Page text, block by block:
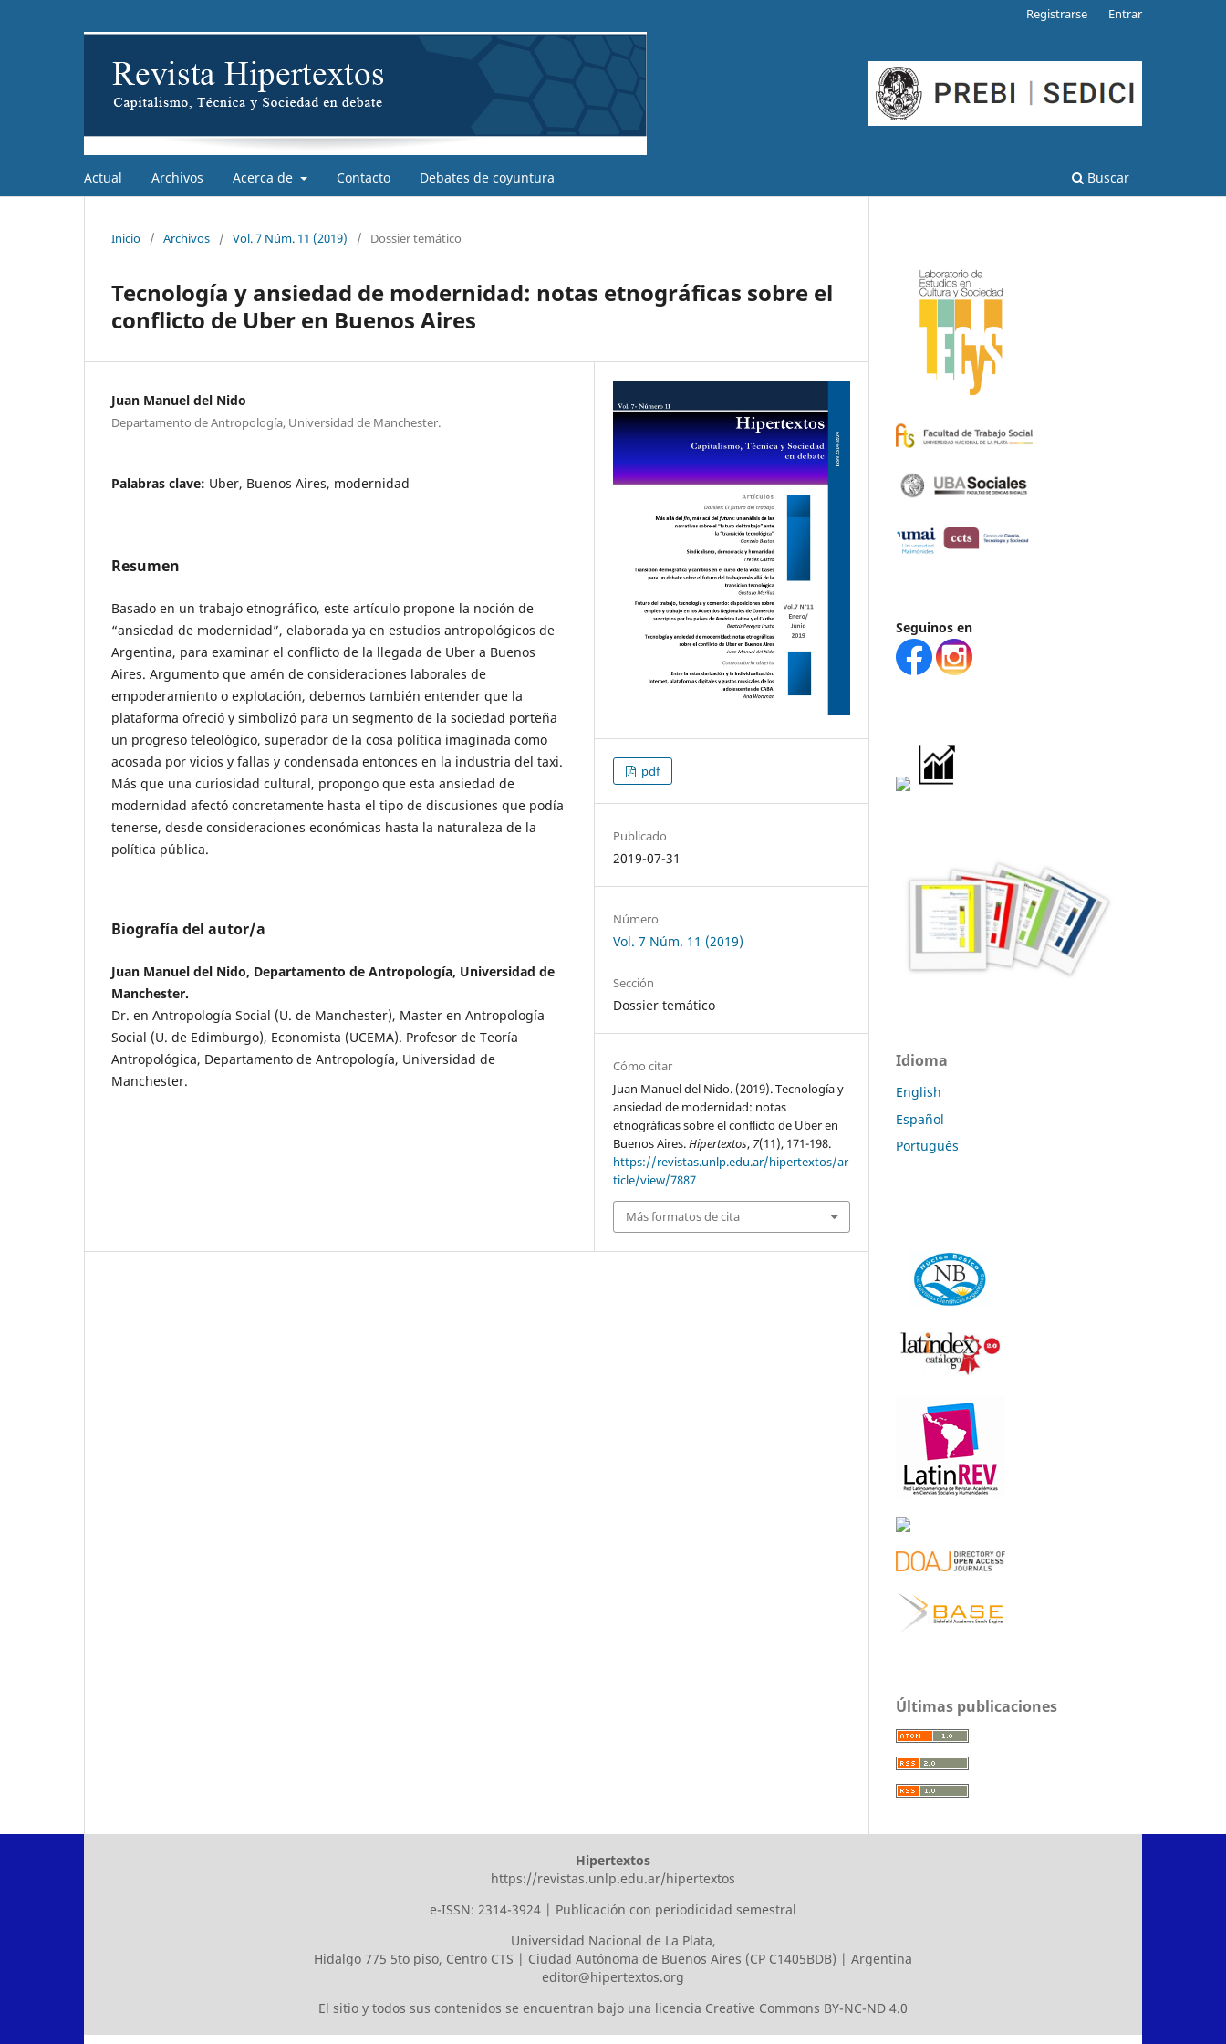
Actual Archivos Acerca de Contacto Debates de coyuntura Buscar
Registrarse Entrar
Inicio / Archivos / Vol. 7 Núm. 11 (2019) / Dossier temático
Tecnología y ansiedad de modernidad: notas etnográficas sobre el
conflicto de Uber en Buenos Aires
Juan Manuel del Nido
Departamento de Antropología, Universidad de Manchester.
Palabras clave: Uber, Buenos Aires, modernidad
Resumen
Basado en un trabajo etnográfico, este artículo propone la noción de
“ansiedad de modernidad”, elaborada ya en estudios antropológicos de
Argentina, para examinar el conflicto de la llegada de Uber a Buenos
Aires. Argumento que amén de consideraciones laborales de
empoderamiento o explotación, debemos también entender que la
plataforma ofreció y simbolizó para un segmento de la sociedad porteña
un progreso teleológico, superador de la cosa política imaginada como
acosada por vicios y fallas y condensada entonces en la industria del taxi.
Más que una curiosidad cultural, propongo que esta ansiedad de
modernidad afectó concretamente hasta el tipo de discusiones que podía
tenerse, desde consideraciones económicas hasta la naturaleza de la
política pública.
Biografía del autor/a
Juan Manuel del Nido, Departamento de Antropología, Universidad de
Manchester.
Dr. en Antropología Social (U. de Manchester), Master en Antropología
Social (U. de Edimburgo), Economista (UCEMA). Profesor de Teoría
Antropológica, Departamento de Antropología, Universidad de
Manchester.
pdf
Publicado
2019-07-31
Número
Vol. 7 Núm. 11 (2019)
Sección
Dossier temático
Cómo citar
Juan Manuel del Nido. (2019). Tecnología y
ansiedad de modernidad: notas
etnográficas sobre el conflicto de Uber en
Buenos Aires.Hipertextos, 7(11), 171-198.
https://revistas.unlp.edu.ar/hipertextos/ar
ticle/view/7887
Más formatos de cita
Seguinos en
Idioma
English
Español
Português
Últimas publicaciones
Hipertextos
https://revistas.unlp.edu.ar/hipertextos
e-ISSN: 2314-3924 | Publicación con periodicidad semestral
Universidad Nacional de La Plata,
Hidalgo 775 5to piso, Centro CTS | Ciudad Autónoma de Buenos Aires (CP C1405BDB) | Argentina
editor@hipertextos.org
El sitio y todos sus contenidos se encuentran bajo una licencia Creative Commons BY-NC-ND 4.0